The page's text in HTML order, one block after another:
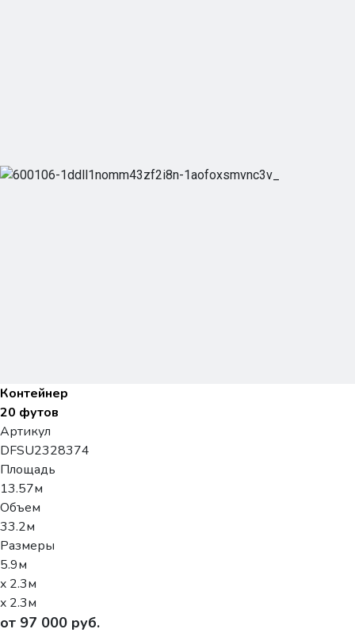
Контейнер
20 футов
Артикул
DFSU2328374
Площадь
13.57м
Объем
33.2м
Размеры
5.9м
x 2.3м
x 2.3м
от 97 000 руб.